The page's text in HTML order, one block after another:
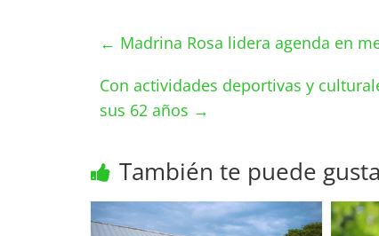
← Madrina Rosa lidera agenda en
Con actividades deportivas y
sus 62 años →
También te puede